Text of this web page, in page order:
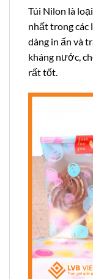
Túi Nilon là
nhất trong các
dàng in ấn và
kháng nước,
rất tốt.